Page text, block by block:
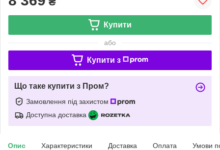
Купити
або
Купити з
Що таке купити з Пром?
Замовлення під захистом
Доступна доставка
Опис Характеристики Доставка Оплата Умови